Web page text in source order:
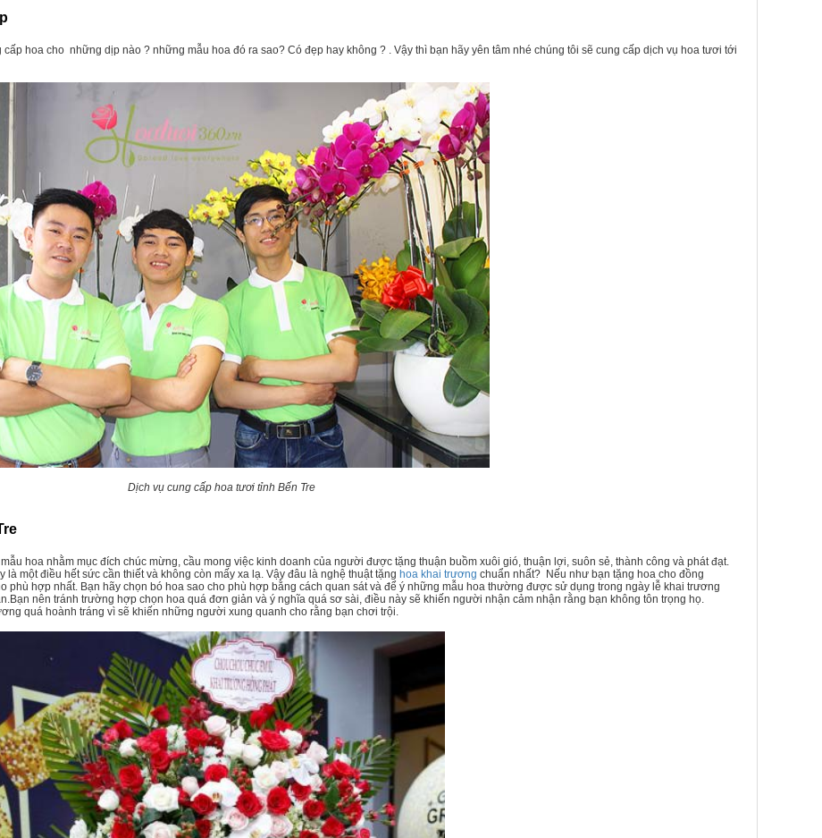
cấp hoa cho những dịp nào ? những mẫu hoa đó ra sao? Có đẹp hay không ? . Vậy thì bạn hãy yên tâm nhé chúng tôi sẽ cung cấp dịch vụ hoa tươi tới
Dịch vụ cung cấp hoa tươi tỉnh Bến Tre
hoa nhằm mục đích chúc mừng, cầu mong việc kinh doanh của người được tặng thuận buồm xuôi gió, thuận lợi, suôn sẻ, thành công và phát đạt.
là một điều hết sức cần thiết và không còn mấy xa lạ. Vậy đâu là nghệ thuật tặng hoa khai trương chuẩn nhất? Nếu như bạn tặng hoa cho đồng
phù hợp nhất. Bạn hãy chọn bó hoa sao cho phù hợp bằng cách quan sát và để ý những mẫu hoa thường được sử dụng trong ngày lễ khai trương
nên tránh trường hợp chọn hoa quá đơn giản và ý nghĩa quá sơ sài, điều này sẽ khiến người nhận cảm nhận rằng bạn không tôn trọng họ.
quá hoành tráng vì sẽ khiến những người xung quanh cho rằng bạn chơi trội.